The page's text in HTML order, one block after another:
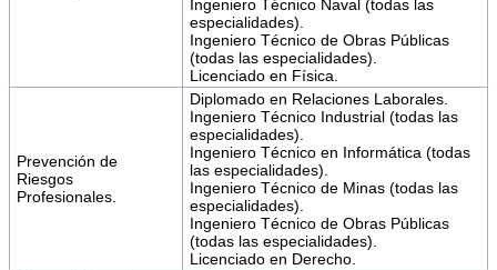
Ingeniero Técnico Naval (todas las
especialidades).
Ingeniero Técnico de Obras Públicas
(todas las especialidades).
Licenciado en Física.
Prevención de
Riesgos
Profesionales.
Diplomado en Relaciones Laborales.
Ingeniero Técnico Industrial (todas las
especialidades).
Ingeniero Técnico en Informática (todas
las especialidades).
Ingeniero Técnico de Minas (todas las
especialidades).
Ingeniero Técnico de Obras Públicas
(todas las especialidades).
Licenciado en Derecho.